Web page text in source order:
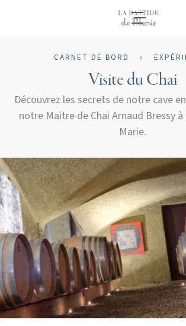
FR
CARNET DE BORD ›
Visite du Chai
Découvrez les secrets de notre cave
notre Maitre de Chai Arnaud Bressy
Marie.